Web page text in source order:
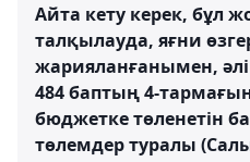
Айта кету керек, бұл
талқылауда, яғни
жарияланғанымен,
484 баптың 4-
бюджетке төленетін
төлемдер туралы